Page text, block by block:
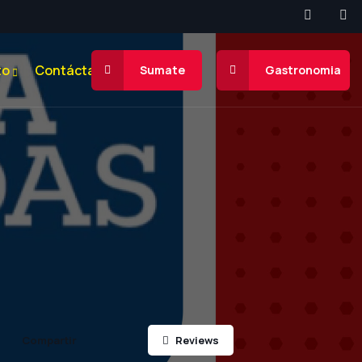
Contáctanos Sumate Gastronomia
Reviews